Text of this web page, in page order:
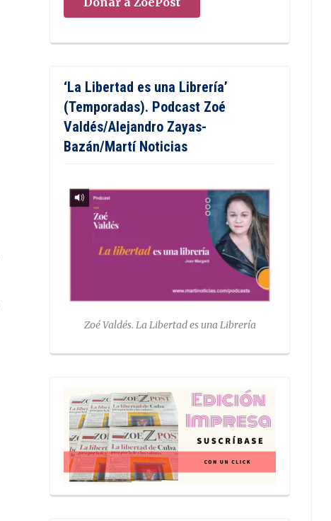
‘La Libertad es una Librería’
(Temporadas). Podcast Zoé
Valdés/Alejandro Zayas-
Bazán/Martí Noticias
Zoé Valdés. La Libertad es una Librería